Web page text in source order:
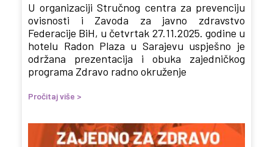
U organizaciji Stručnog centra za prevenciju
ovisnosti i Zavoda za javno zdravstvo
Federacije BiH, u četvrtak 27.11.2025. godine u
hotelu Radon Plaza u Sarajevu uspješno je
održana prezentacija i obuka zajedničkog
programa Zdravo radno okruženje
Pročitaj više >